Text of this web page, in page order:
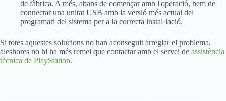
de fàbrica. A més, abans de començar amb l'operació, hem de
connectar una unitat USB amb la versió més actual del
programari del sistema per a la correcta instal·lació.
Si totes aquestes solucions no han aconseguit arreglar el problema,
aleshores no hi ha més remei que contactar amb el servei de assistència
tècnica de PlayStation.